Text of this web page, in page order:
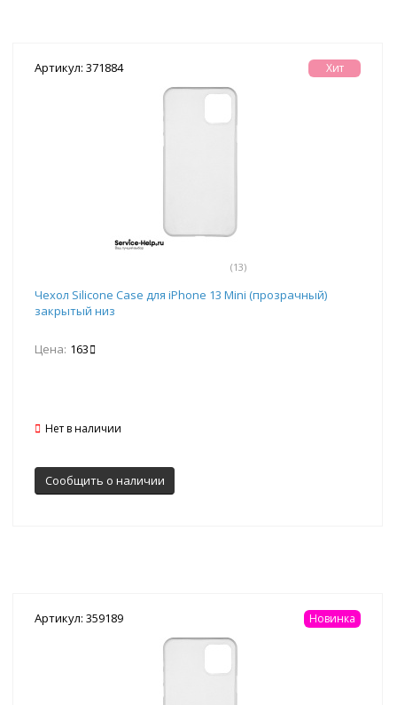
Артикул: 371884
(13)
Хит
Чехол Silicone Case для iPhone 13 Mini (прозрачный)
закрытый низ
Цена: 163
Нет в наличии
Сообщить о наличии
Артикул: 359189 Новинка